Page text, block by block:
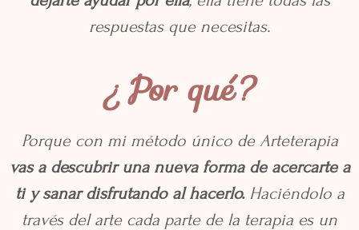
respuestas que necesitas.
¿Por qué?
Porque con mi método único de Arteterapia
vas a descubrir una nueva forma de acercarte a
ti y sanar disfrutando al hacerlo.Haciéndolo a
través del arte cada parte de la terapia es un